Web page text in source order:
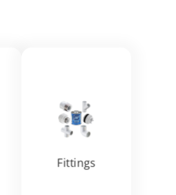
Fittings

Ver más